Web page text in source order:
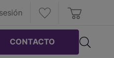
CONTACTO